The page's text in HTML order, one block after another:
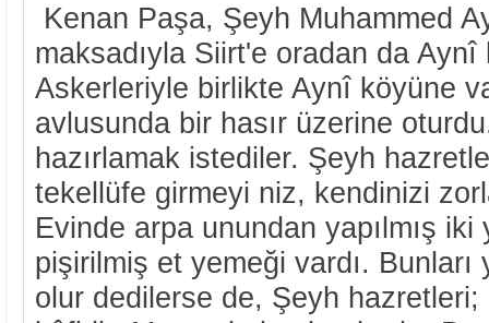
Kenan Paşa, Şeyh Muhammed
maksadıyla Siirt'e oradan da
Askerleriyle birlikte Aynî köyüne
avlusunda bir hasır üzerine
hazırlamak istediler. Şeyh
tekellüfe girmeyi niz, kendinizi
Evinde arpa unundan yapılmış
pişirilmiş et yemeği vardı.
olur dedilerse de, Şeyh